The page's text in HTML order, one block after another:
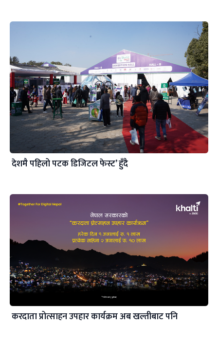
देशमै पहिलो पटक डिजिटल फेस्ट’ हुँदै
करदाता प्रोत्साहन उपहार कार्यक्रम अब खल्तीबाट पनि